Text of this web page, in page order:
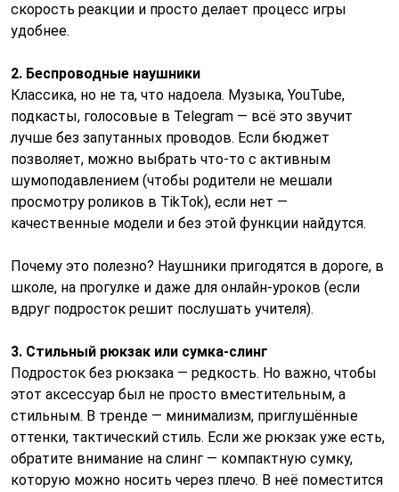
скорость реакции и просто делает процесс игры
удобнее.
2. Беспроводные наушники
Классика, но не та, что надоела. Музыка, YouTube,
подкасты, голосовые в Telegram — всё это звучит
лучше без запутанных проводов. Если бюджет
позволяет, можно выбрать что-то с активным
шумоподавлением (чтобы родители не мешали
просмотру роликов в TikTok), если нет —
качественные модели и без этой функции найдутся.
Почему это полезно? Наушники пригодятся в дороге, в
школе, на прогулке и даже для онлайн-уроков (если
вдруг подросток решит послушать учителя).
3. Стильный рюкзак или сумка-слинг
Подросток без рюкзака — редкость. Но важно, чтобы
этот аксессуар был не просто вместительным, а
стильным. В тренде — минимализм, приглушённые
оттенки, тактический стиль. Если же рюкзак уже есть,
обратите внимание на слинг — компактную сумку,
которую можно носить через плечо. В неё поместится